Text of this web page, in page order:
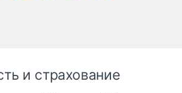
и страхование